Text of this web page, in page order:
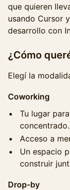
que quieren
usando Cursor
desarrollo con
¿Cómo
Elegí la
Coworking
Tu lugar
concentrado.
Acceso a
Un espacio
construir
Drop-by